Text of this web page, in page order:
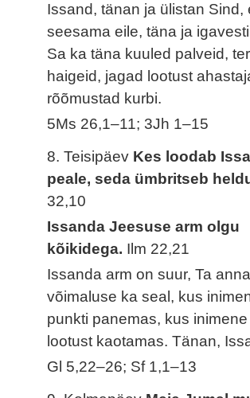
Issand, tänan ja ülistan Sind,
seesama eile, täna ja
Sa ka täna kuuled palveid,
haigeid, jagad lootust
rõõmustad kurbi.
5Ms 26,1–11; 3Jh 1–15
8. Teisipäev Kes loodab
peale, seda ümbritseb
32,10
Issanda Jeesuse arm olgu
kõikidega. Ilm 22,21
Issanda arm on suur, Ta
võimaluse ka seal, kus
punkti panemas, kus
lootust kaotamas. Tänan,
Gl 5,22–26; Sf 1,1–13